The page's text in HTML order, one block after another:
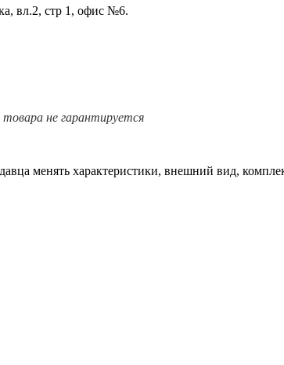
вл.2, стр 1, офис №6.
товара не гарантируется
менять характеристики, внешний вид,